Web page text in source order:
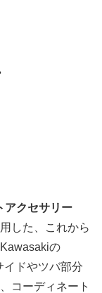
アクセサリー
した、これから
の
イドやツバ部分
コーディネート